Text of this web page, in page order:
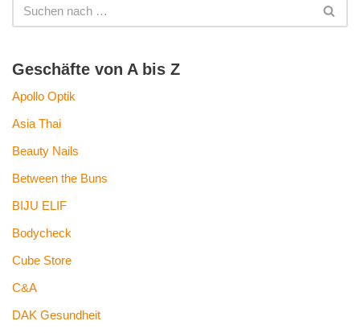
Geschäfte von A bis Z
Apollo Optik
Asia Thai
Beauty Nails
Between the Buns
BIJU ELIF
Bodycheck
Cube Store
C&A
DAK Gesundheit